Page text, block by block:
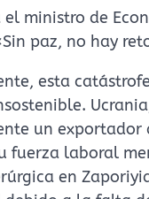
ministro de
paz, no hay
esta
un exportador
fuerza laboral
en